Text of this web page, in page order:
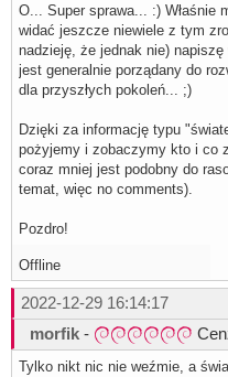
O... Super sprawa... :) Właśnie
widać jeszcze niewiele z tym
nadzieję, że jednak nie)
jest generalnie porządany do
dla przyszłych pokoleń... ;)
Dzięki za informację typu
pożyjemy i zobaczymy kto i co
coraz mniej jest podobny do
temat, więc no comments).
Pozdro!
Offline
2022-12-29 16:14:17
morfik -
Tylko nikt nic nie weźmie, a